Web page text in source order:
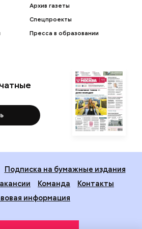
Архив газеты
Спецпроекты
Пресса в образовании
Подписка на бумажные издания
Команда
Контакты
информация